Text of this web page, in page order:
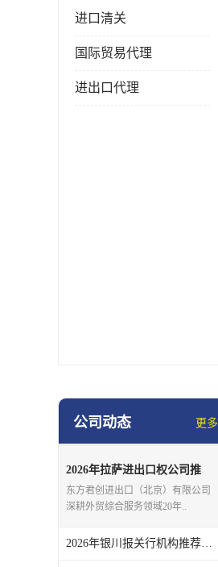
进口清关
国际贸易代理
进出口代理
公司动态 更多
2026年拉萨进出口权公司推
荐：一站式外贸代理服务解析
东方君创进出口（北京）有限公司
深耕外贸综合服务领域20年..
2026年银川报关行机构推荐，一站式进出口代理服务实力解析